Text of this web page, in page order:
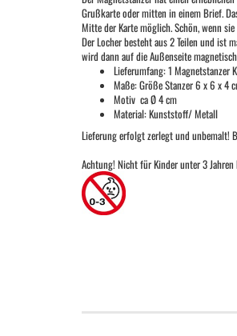
Grußkarte oder mitten in einem Brief.
Mitte der Karte möglich. Schön, wenn
Der Locher besteht aus 2 Teilen und ist
wird dann auf die Außenseite
Lieferumfang: 1 Magnetstanzer
Maße: Größe Stanzer 6 x 6 x 4
Motiv ca Ø 4 cm
Material: Kunststoff/ Metall
Lieferung erfolgt zerlegt und unbemalt!
Achtung! Nicht für Kinder unter 3